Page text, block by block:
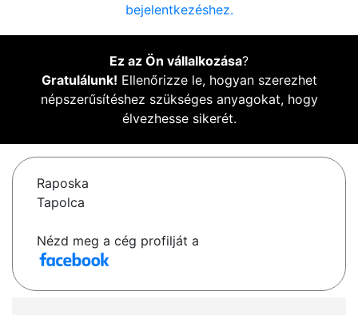
bejelentkezéshez.
Ez az Ön vállalkozása?
Gratulálunk! Ellenőrizze le, hogyan szerezhet
népszerűsítéshez szükséges anyagokat, hogy
élvezhesse sikerét.
Raposka
Tapolca
Nézd meg a cég profilját a